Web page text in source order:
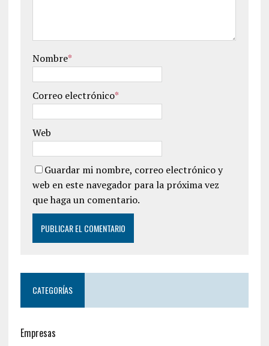
Nombre*
Correo electrónico*
Web
Guardar mi nombre, correo electrónico y
web en este navegador para la próxima vez
que haga un comentario.
CATEGORÍAS
Empresas